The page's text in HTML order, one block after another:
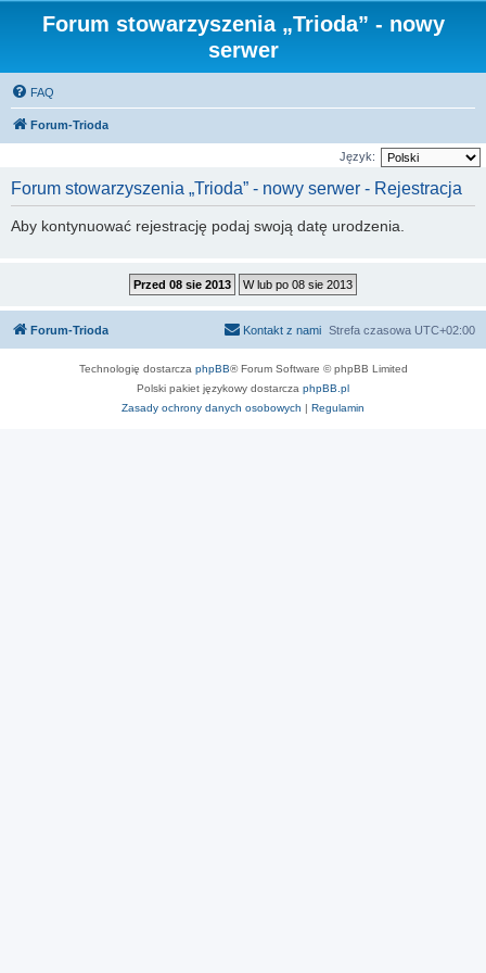
Forum stowarzyszenia „Trioda” - nowy
serwer
FAQ
Forum-Trioda
Język:
Forum stowarzyszenia „Trioda” - nowy serwer - Rejestracja
Aby kontynuować rejestrację podaj swoją datę urodzenia.
Forum-Trioda Strefa czasowa UTC+02:00
Kontakt z nami
Technologię dostarcza phpBB® Forum Software © phpBB Limited
Polski pakiet językowy dostarcza phpBB.pl
Zasady ochrony danych osobowych
Regulamin